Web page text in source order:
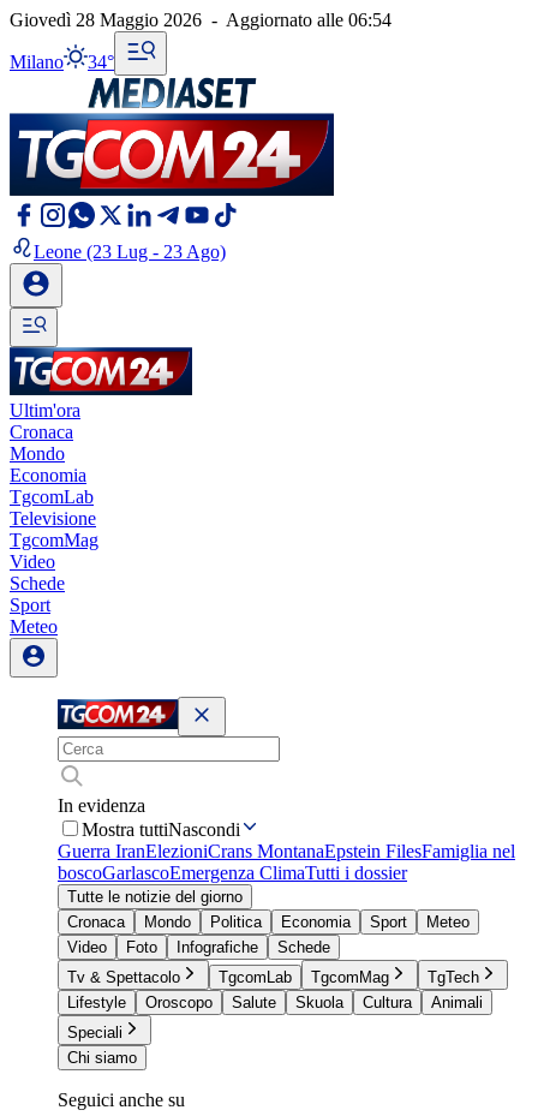
Giovedì 28 Maggio 2026 - Aggiornato alle 06:54
Milano 34°
Leone (23 Lug - 23 Ago)
Ultim'ora
Cronaca
Mondo
Economia
TgcomLab
Televisione
TgcomMag
Video
Schede
Sport
Meteo
In evidenza
Mostra tuttiNascondi
Guerra IranElezioniCrans MontanaEpstein FilesFamiglia nel
boscoGarlascoEmergenza ClimaTutti i dossier
Tutte le notizie del giorno
Cronaca
Mondo Politica Economia Sport
Meteo
Video
Foto Infografiche
Schede
Tv & Spettacolo
TgcomLab TgcomMag
TgTech
Lifestyle
Oroscopo Salute Skuola Cultura
Animali
Speciali
Chi siamo
Seguici anche su